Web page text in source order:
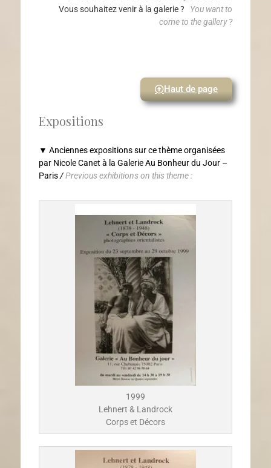
Vous souhaitez venir à la galerie ? You want to
come to the gallery ?
Haut de page
Expositions
▼ Anciennes expositions sur ce thème organisées
par Nicole Canet à la Galerie Au Bonheur du Jour –
Paris/Previous exhibitions on this theme :
1999
Lehnert & Landrock
Corps et Décors